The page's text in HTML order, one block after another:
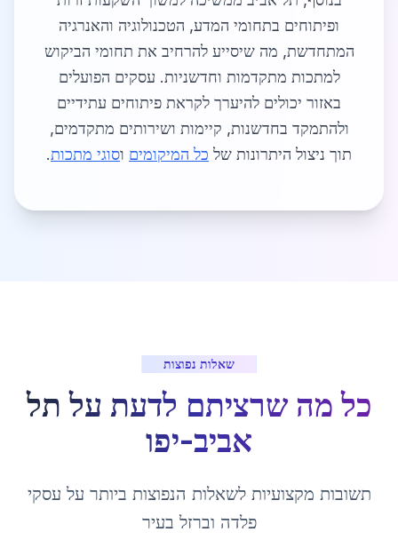
ופיתוחים בתחומי המדע, הטכנולוגיה והאנרגיה
המתחדשת, מה שיסייע להרחיב את תחומי הביקוש
למתכות מתקדמות וחדשניות. עסקים הפועלים
באזור יכולים להיערך לקראת פיתוחים עתידיים
ולהתמקד בחדשנות, קיימות ושירותים מתקדמים,
תוך ניצול היתרונות של כל המיקומים וסוגי מתכות.
שאלות נפוצות
כל מה שרציתם לדעת על תל
אביב-יפו
תשובות מקצועיות לשאלות הנפוצות ביותר על עסקי
פלדה וברזל בעיר